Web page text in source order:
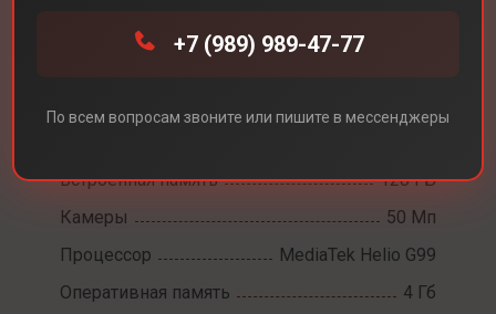
Samsung Galaxy A16
Встроенная память
128 ГБ
Камеры
50 Мп
Процессор
MediaTek Helio G99
Оперативная память
4 Гб
+7 (989) 989-47-77
По всем вопросам звоните или пишите в мессенджеры